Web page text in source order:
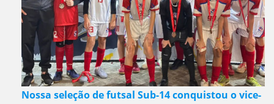
Nossa seleção de futsal Sub-14 conquistou o vice-